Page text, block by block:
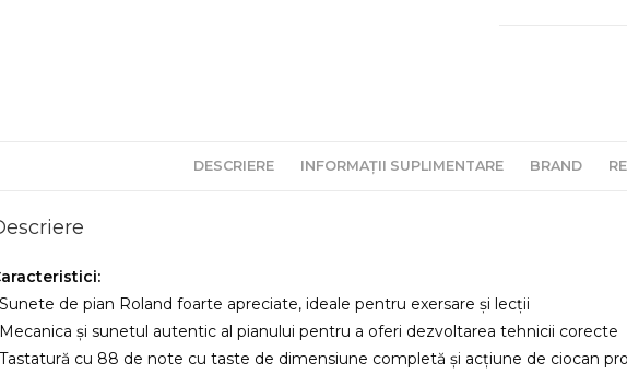
DESCRIERE INFORMAȚII SUPLIMENTARE BRAND
Sunete de pian Roland foarte apreciate, ideale pentru exersare și lecții
Mecanica și sunetul autentic al pianului pentru a oferi dezvoltarea tehnicii corecte
Tastatură cu 88 de note cu taste de dimensiune completă și acțiune de ciocan